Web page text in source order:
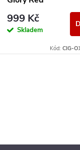
999 Kč
Skladem
Kód: CIG-